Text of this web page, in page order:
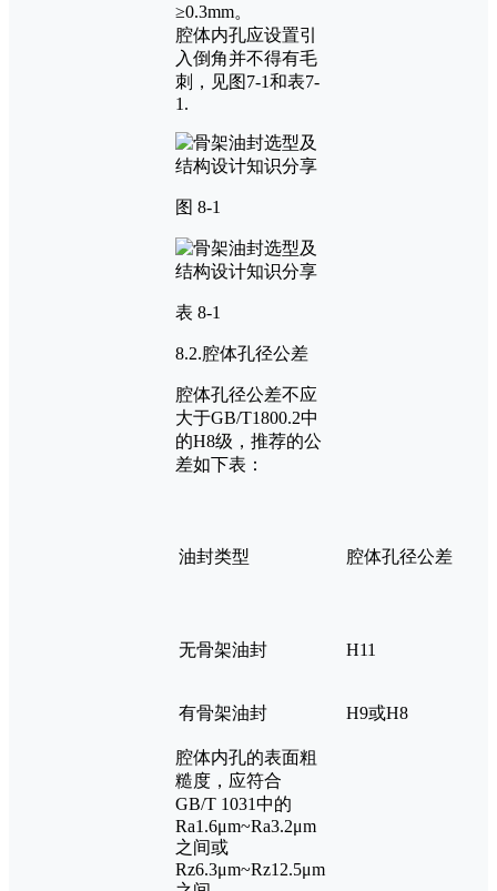
≥0.3mm。
腔体内孔应设置引
入倒角并不得有毛
刺，见图7-1和表7-
1.
图 8-1
表 8-1
8.2.腔体孔径公差
腔体孔径公差不应
大于GB/T1800.2中
的H8级，推荐的公
差如下表：
油封类型 腔体孔径公差
无骨架油封 H11
有骨架油封 H9或H8
腔体内孔的表面粗
糙度，应符合
GB/T 1031中的
Ra1.6μm~Ra3.2μm
之间或
Rz6.3μm~Rz12.5μm